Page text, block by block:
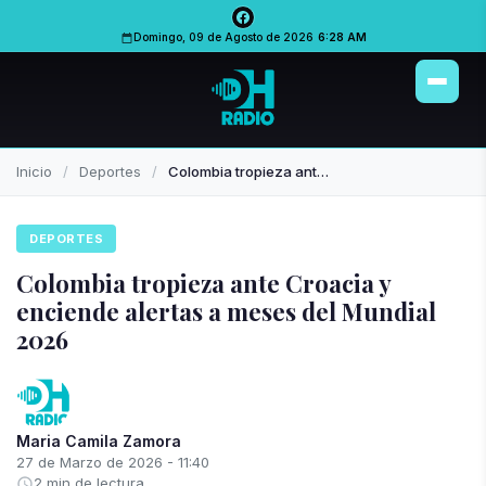
Domingo, 09 de Agosto de 2026 6:28 AM
Inicio Deportes Colombia tropieza ante Croacia y enciende alertas a meses del Mundial 2026
DEPORTES
Colombia tropieza ante Croacia y
enciende alertas a meses del Mundial
2026
Maria Camila Zamora
27 de Marzo de 2026 - 11:40